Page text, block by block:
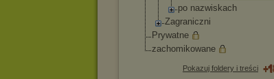
po nazwiskach
Zagraniczni
Prywatne
zachomikowane
Pokazuj foldery i treści